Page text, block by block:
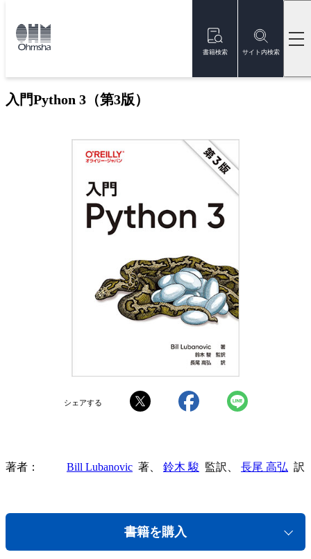
書籍検索 サイト内検索
トップ
入門Python 3（第3版）
シェアする
著者 Bill Lubanovic 著、 鈴木 駿 監訳、 長尾 高弘 訳
書籍を購入